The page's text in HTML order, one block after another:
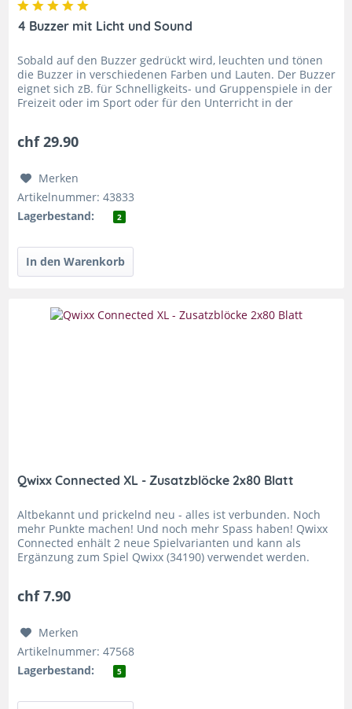
4 Buzzer mit Licht und Sound
Sobald auf den Buzzer gedrückt wird, leuchten und tönen
die Buzzer in verschiedenen Farben und Lauten. Der Buzzer
eignet sich zB. für Schnelligkeits- und Gruppenspiele in der
Freizeit oder im Sport oder für den Unterricht in der
chf 29.90
Merken
Artikelnummer: 43833
Lagerbestand:
2
Qwixx Connected XL - Zusatzblöcke 2x80 Blatt
Altbekannt und prickelnd neu - alles ist verbunden. Noch
mehr Punkte machen! Und noch mehr Spass haben! Qwixx
Connected enhält 2 neue Spielvarianten und kann als
Ergänzung zum Spiel Qwixx (34190) verwendet werden.
chf 7.90
Merken
Artikelnummer: 47568
Lagerbestand:
5